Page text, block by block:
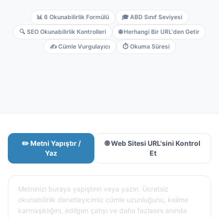
📊 6 Okunabilirlik Formülü
🎓 ABD Sınıf Seviyesi
🔍 SEO Okunabilirlik Kontrolleri
🌐 Herhangi Bir URL'den Getir
✍️ Cümle Vurgulayıcı
⏱️ Okuma Süresi
✏️ Metni Yapıştır /
Yaz
🌐 Web Sitesi URL'sini Kontrol
Et